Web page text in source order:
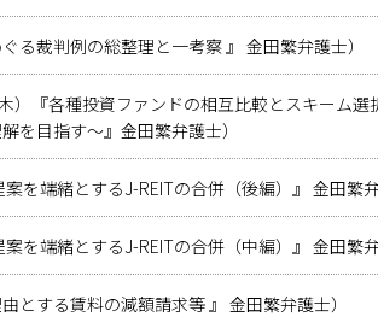
裁判例の総整理と一考察 』 金田繁弁護士）
）『各種投資ファンドの相互比較とスキーム
を目指す～』金田繁弁護士）
を端緒とするJ-REITの合併（後編）』 金田繁弁
を端緒とするJ-REITの合併（中編）』 金田繁弁
とする賃料の減額請求等 』 金田繁弁護士）